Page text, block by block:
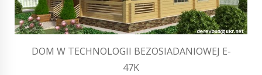
DOM W TECHNOLOGII BEZOSIADANIOWEJ E-
47K